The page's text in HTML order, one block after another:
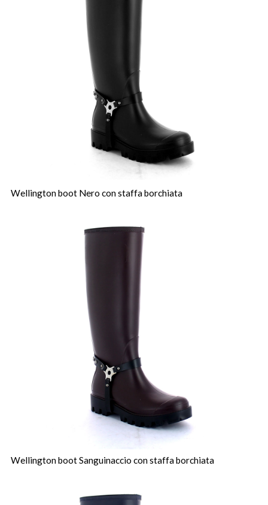
Wellington boot Nero con staffa borchiata
Wellington boot Sanguinaccio con staffa borchiata